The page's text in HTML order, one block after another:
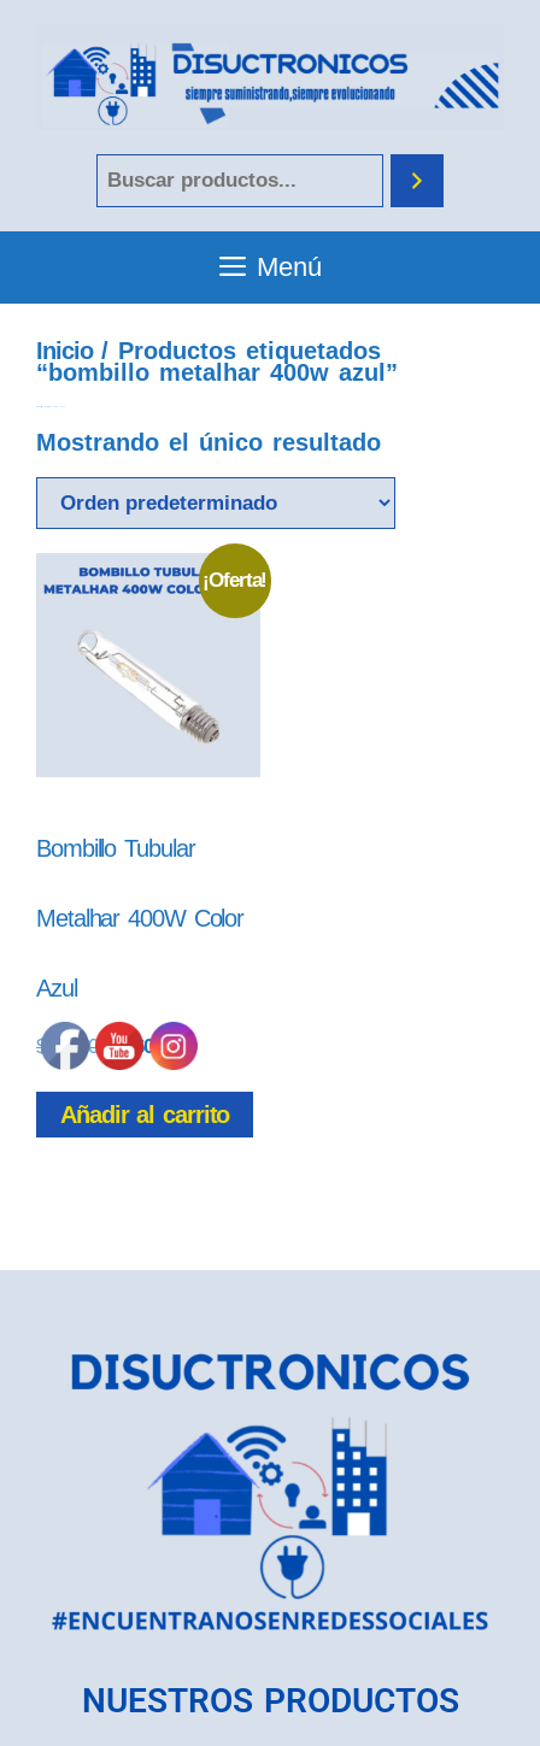
Menú
Inicio/ Productos etiquetados
“bombillo metalhar 400w azul”
Mostrando el único resultado
¡Oferta!
Bombillo Tubular
Metalhar 400W Color
Azul
$ 169.000 $160.550
Añadir al carrito
NUESTROS PRODUCTOS